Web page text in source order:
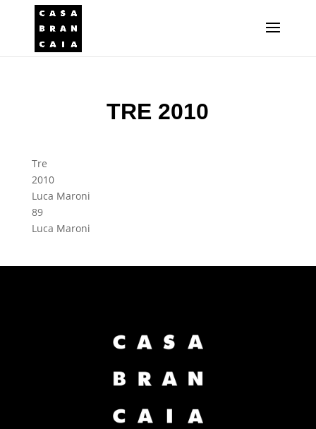
TRE 2010
Tre
2010
Luca Maroni
89
Luca Maroni